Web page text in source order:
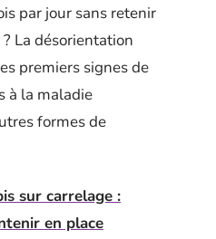
par jour sans retenir
La désorientation
premiers signes de
à la maladie
formes de
sur carrelage :
en place